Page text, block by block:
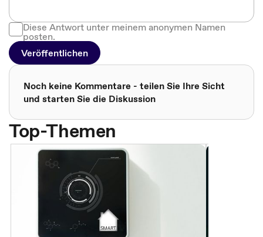
Diese Antwort unter meinem anonymen Namen
posten.
Veröffentlichen
Noch keine Kommentare - teilen Sie Ihre Sicht
und starten Sie die Diskussion
Top-Themen